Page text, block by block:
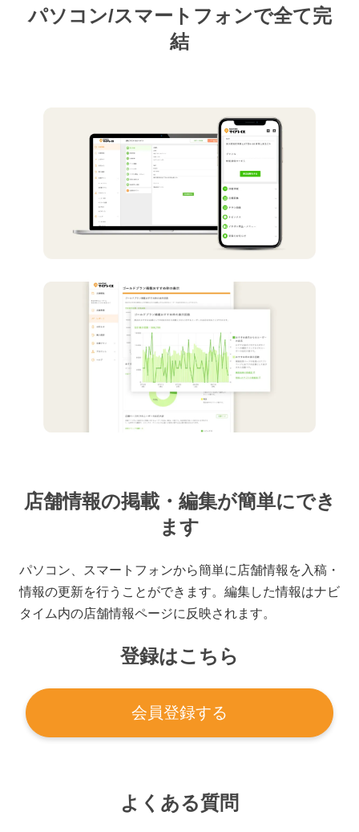
パソコン/スマートフォンで全て完
結
店舗情報の掲載・編集が簡単にでき
ます
パソコン、スマートフォンから簡単に店舗情報を入稿・
情報の更新を行うことができます。編集した情報はナビ
タイム内の店舗情報ページに反映されます。
登録はこちら
会員登録する
よくある質問